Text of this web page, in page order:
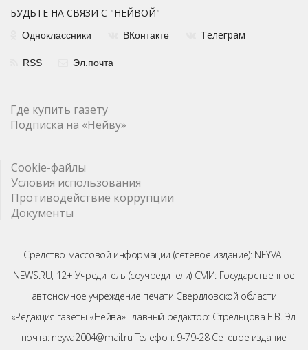
БУДЬТЕ НА СВЯЗИ С "НЕЙВОЙ"
Одноклассники ВКонтакте Телеграм
RSS Эл.почта
Где купить газету
Подписка на «Нейву»
Cookie-файлы
Условия использования
Противодействие коррупции
Документы
Средство массовой информации (сетевое издание): NEYVA-
NEWS.RU, 12+ Учредитель (соучредители) СМИ: Государственное
автономное учреждение печати Свердловской области
«Редакция газеты «Нейва» Главный редактор: Стрельцова Е.В. Эл.
почта: neyva2004@mail.ru Телефон: 9-79-28 Сетевое издание